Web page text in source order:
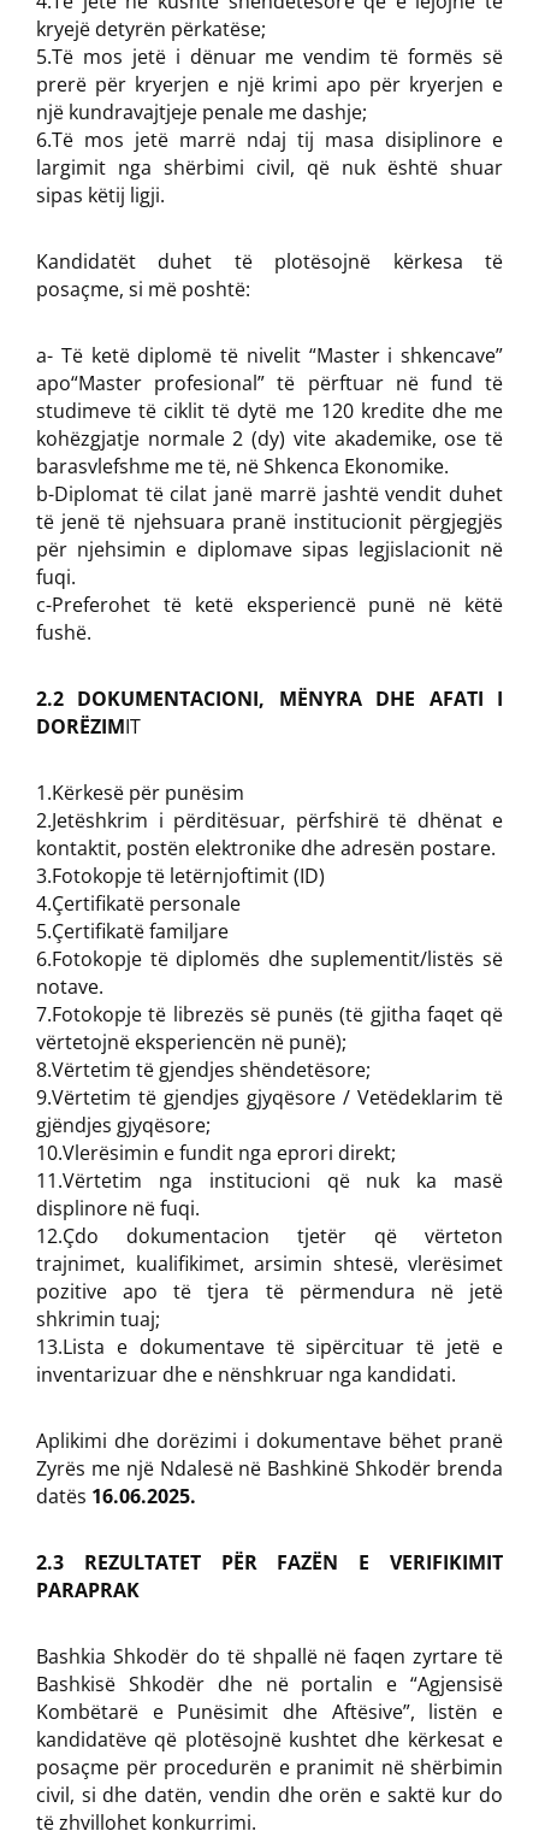
kryejë detyrën përkatëse;
5.Të mos jetë i dënuar me vendim të formës së
prerë për kryerjen e një krimi apo për kryerjen e
një kundravajtjeje penale me dashje;
6.Të mos jetë marrë ndaj tij masa disiplinore e
largimit nga shërbimi civil, që nuk është shuar
sipas këtij ligji.
Kandidatët duhet të plotësojnë kërkesa të
posaçme, si më poshtë:
a- Të ketë diplomë të nivelit “Master i shkencave”
apo“Master profesional” të përftuar në fund të
studimeve të ciklit të dytë me 120 kredite dhe me
kohëzgjatje normale 2 (dy) vite akademike, ose të
barasvlefshme me të, në Shkenca Ekonomike.
b-Diplomat të cilat janë marrë jashtë vendit duhet
të jenë të njehsuara pranë institucionit përgjegjës
për njehsimin e diplomave sipas legjislacionit në
fuqi.
c-Preferohet të ketë eksperiencë punë në këtë
fushë.
2.2 DOKUMENTACIONI, MËNYRA DHE AFATI I
DORËZIMIT
1.Kërkesë për punësim
2.Jetëshkrim i përditësuar, përfshirë të dhënat e
kontaktit, postën elektronike dhe adresën postare.
3.Fotokopje të letërnjoftimit (ID)
4.Çertifikatë personale
5.Çertifikatë familjare
6.Fotokopje të diplomës dhe suplementit/listës së
notave.
7.Fotokopje të librezës së punës (të gjitha faqet që
vërtetojnë eksperiencën në punë);
8.Vërtetim të gjendjes shëndetësore;
9.Vërtetim të gjendjes gjyqësore / Vetëdeklarim të
gjëndjes gjyqësore;
10.Vlerësimin e fundit nga eprori direkt;
11.Vërtetim nga institucioni që nuk ka masë
displinore në fuqi.
12.Çdo dokumentacion tjetër që vërteton
trajnimet, kualifikimet, arsimin shtesë, vlerësimet
pozitive apo të tjera të përmendura në jetë
shkrimin tuaj;
13.Lista e dokumentave të sipërcituar të jetë e
inventarizuar dhe e nënshkruar nga kandidati.
Aplikimi dhe dorëzimi i dokumentave bëhet pranë
Zyrës me një Ndalesë në Bashkinë Shkodër brenda
datës 16.06.2025.
2.3 REZULTATET PËR FAZËN E VERIFIKIMIT
PARAPRAK
Bashkia Shkodër do të shpallë në faqen zyrtare të
Bashkisë Shkodër dhe në portalin e “Agjensisë
Kombëtarë e Punësimit dhe Aftësive”, listën e
kandidatëve që plotësojnë kushtet dhe kërkesat e
posaçme për procedurën e pranimit në shërbimin
civil, si dhe datën, vendin dhe orën e saktë kur do
të zhvillohet konkurrimi.